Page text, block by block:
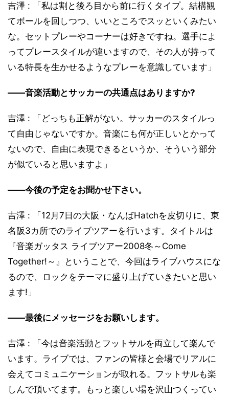
吉澤 : 「私は割と後ろ目から前に行くタイプ。結構観
てボールを回しつつ、いいところでスッといくみたい
な。セットプレーやコーナーは好きですね。選手によ
ってプレースタイルが違いますので、その人が持って
いる特長を生かせるようなプレーを意識しています」
――音楽活動とサッカーの共通点はありますか?
吉澤 : 「どっちも正解がない。サッカーのスタイルっ
て自由じゃないですか。音楽にも何が正しいとかって
ないので、自由に表現できるというか、そういう部分
が似ていると思いますよ」
――今後の予定をお聞かせ下さい。
吉澤 : 「12月7日の大阪・なんばHatchを皮切りに、東
名阪3カ所でのライブツアーを行います。タイトルは
『音楽ガッタス ライブツアー2008冬～Come
Together!～』ということで、今回はライブハウスにな
るので、ロックをテーマに盛り上げていきたいと思い
ます!」
――最後にメッセージをお願いします。
吉澤 : 「今は音楽活動とフットサルを両立して楽んで
います。ライブでは、ファンの皆様と会場でリアルに
会えてコミュニケーションが取れる。フットサルも楽
しんで頂いてます。もっと楽しい場を沢山つくってい